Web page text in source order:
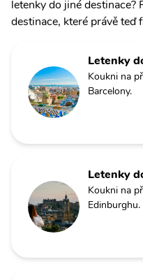
letenky do jiné destinace?
destinace, které právě teď
Letenky
Koukni na
Barcelony.
Letenky
Koukni na
Edinburghu.